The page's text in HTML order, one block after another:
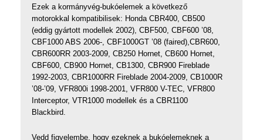
Ezek a kormányvég-bukóelemek a következő
motorokkal kompatibilisek: Honda CBR400, CB500
(eddig gyártott modellek 2002), CBF500, CBF600 ’08,
CBF1000 ABS 2006-, CBF1000GT ’08 (faired),CBR600,
CBR600RR 2003-2009, CB250 Hornet, CB600 Hornet,
CBF600, CB900 Hornet, CB1300, CBR900 Fireblade
1992-2003, CBR1000RR Fireblade 2004-2009, CB1000R
’08-’09, VFR800i 1998-2001, VFR800 V-TEC, VFR800
Interceptor, VTR1000 modellek és a CBR1100
Blackbird.
Vedd figyelembe, hogy ezeknek a bukóelemeknek a